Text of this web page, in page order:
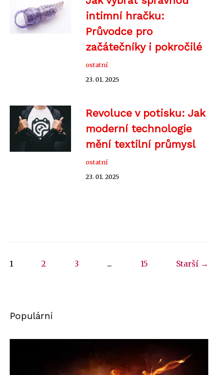
intimní hračku:
Průvodce pro
začátečníky i pokročilé
ostatní
23. 01. 2025
Revoluce v potisku: Jak
moderní technologie
mění textilní průmysl
ostatní
23. 01. 2025
1 2 3 ... 15 Starší →
Populární